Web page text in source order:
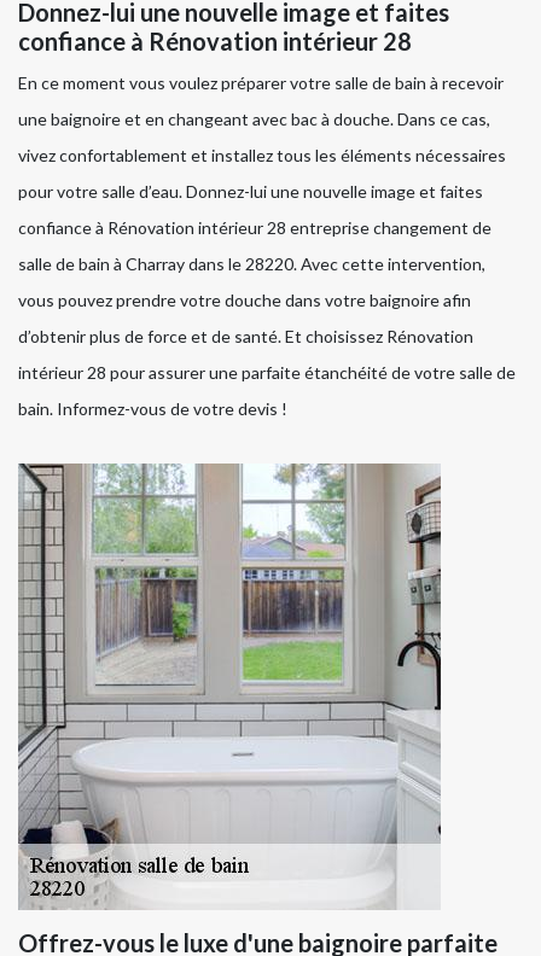
Donnez-lui une nouvelle image et faites
confiance à Rénovation intérieur 28
En ce moment vous voulez préparer votre salle de bain à recevoir
une baignoire et en changeant avec bac à douche. Dans ce cas,
vivez confortablement et installez tous les éléments nécessaires
pour votre salle d’eau. Donnez-lui une nouvelle image et faites
confiance à Rénovation intérieur 28 entreprise changement de
salle de bain à Charray dans le 28220. Avec cette intervention,
vous pouvez prendre votre douche dans votre baignoire afin
d’obtenir plus de force et de santé. Et choisissez Rénovation
intérieur 28 pour assurer une parfaite étanchéité de votre salle de
bain. Informez-vous de votre devis !
Offrez-vous le luxe d'une baignoire parfaite